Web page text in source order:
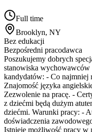
Full time
Brooklyn, NY
Bez edukacji
Bezpośredni pracodawca
Poszukujemy dobrych
stanowiska wychowawców
kandydatów: - Co najmniej
Znajomość języka
Zezwolenie na pracę. -
z dziećmi będą dużym
dziećmi. Warunki pracy: -
doświadczenia
Istnieje możliwość pracy w